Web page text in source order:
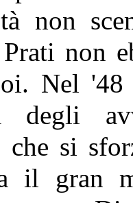
non
non
Nel '48
degli
che si
il gran